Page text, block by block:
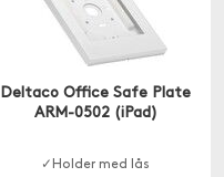
Deltaco Office Safe Plate
ARM-0502 (iPad)
✓Holder med lås